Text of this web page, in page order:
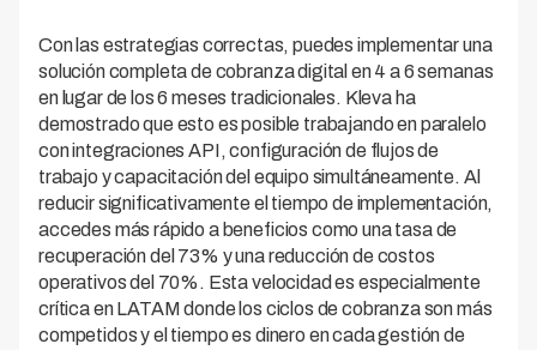
Con las estrategias correctas, puedes implementar una
solución completa de cobranza digital en 4 a 6 semanas
en lugar de los 6 meses tradicionales. Kleva ha
demostrado que esto es posible trabajando en paralelo
con integraciones API, configuración de flujos de
trabajo y capacitación del equipo simultáneamente. Al
reducir significativamente el tiempo de implementación,
accedes más rápido a beneficios como una tasa de
recuperación del 73% y una reducción de costos
operativos del 70%. Esta velocidad es especialmente
crítica en LATAM donde los ciclos de cobranza son más
competidos y el tiempo es dinero en cada gestión de